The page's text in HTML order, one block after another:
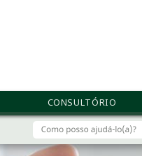
CONSULTÓRIO